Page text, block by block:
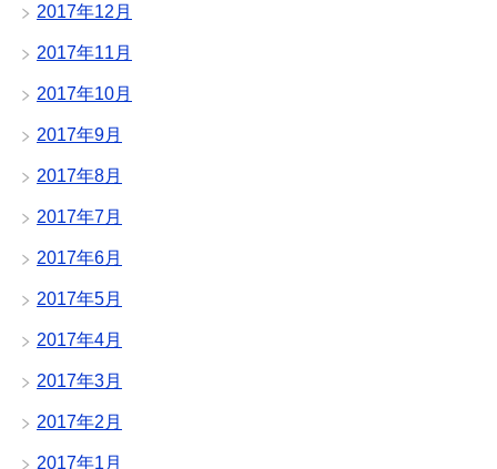
2017年12月
2017年11月
2017年10月
2017年9月
2017年8月
2017年7月
2017年6月
2017年5月
2017年4月
2017年3月
2017年2月
2017年1月